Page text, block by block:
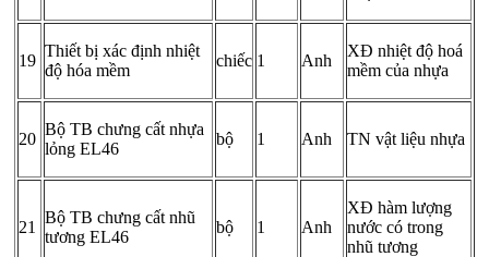
19
Thiết bị xác định nhiệt
độ hóa mềm
chiếc 1 Anh
XĐ nhiệt độ hoá
mềm của nhựa
20
Bộ TB chưng cất nhựa
lỏng EL46
bộ 1 Anh TN vật liệu nhựa
21
Bộ TB chưng cất nhũ
tương EL46
bộ 1 Anh
XĐ hàm lượng
nước có trong
nhũ tương